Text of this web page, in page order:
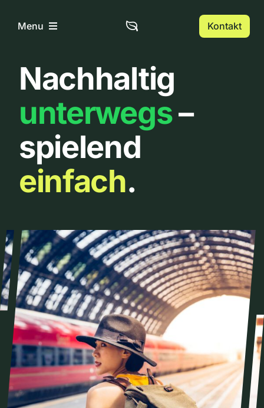
InhaltMenu
Home
Über uns
Urbanlist
Kontakt
Nachhaltig
unterwegs–
spielend
einfach.